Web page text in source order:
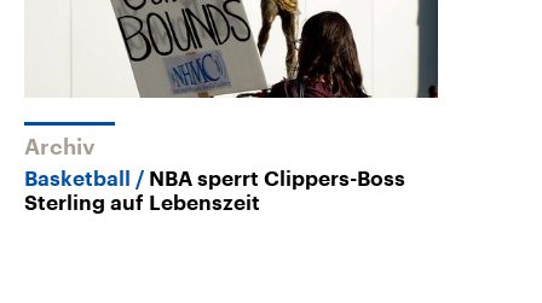
Archiv
Basketball
NBA sperrt Clippers-Boss
Sterling auf Lebenszeit